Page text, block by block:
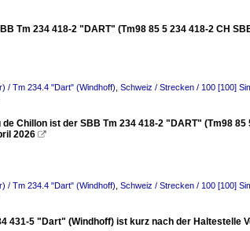
Tm 234 418-2 "DART" (Tm98 85 5 234 418-2 CH
/ Tm 234.4 "Dart" (Windhoff) Schweiz / Strecken / 100 [100]
Chillon ist der SBB Tm 234 418-2 "DART" (Tm98
2026 
/ Tm 234.4 "Dart" (Windhoff) Schweiz / Strecken / 100 [100]
431-5 "Dart" (Windhoff) ist kurz nach der Haltestelle